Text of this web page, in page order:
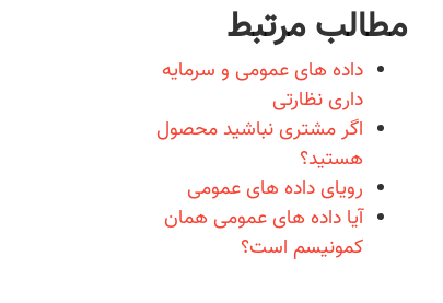
مطالب مرتبط
داده های عمومی و سرمایه
داری نظارتی
اگر مشتری نباشید محصول
هستید؟
رویای داده های عمومی
آیا داده های عمومی همان
کمونیسم است؟